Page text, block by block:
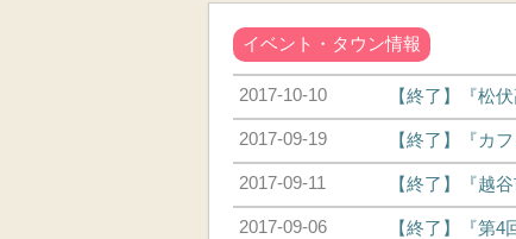
イベント・タウン情報
2017-10-10 【終了】『松
2017-09-19 【終了】『カ
2017-09-11 【終了】『越
2017-09-06 【終了】『第